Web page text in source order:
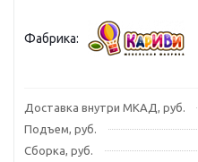
Фабрика:
Доставка внутри МКАД, руб.
Подъем, руб.
Сборка, руб.